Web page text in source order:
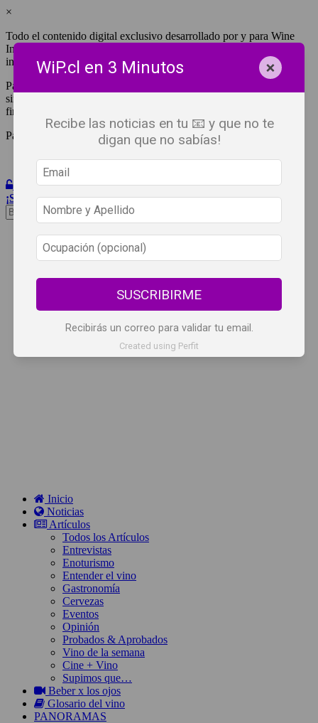
×
Todo el contenido digital exclusivo desarrollado por y para Wine
Independent Press Chile, cuenta con derechos de propiedad
intelectual.
Para tener acceso a una copia y/o impresión de cualquiera de ellos
sin fines de lucro, debes ser #SuscriptorWiP.^Para su réplica con
fines comerciales debes contactar al e-mail
Pagas una sola vez al año y disfrutas por 12 meses.
Iniciar Sesión
¡Suscribete! BeneficiosWiP
Buscar:
Síguenos
Inicio
Noticias
Artículos
Todos los Artículos
Entrevistas
Enoturismo
Entender el vino
Gastronomía
Cervezas
Eventos
Opinión
Probados & Aprobados
Vino de la semana
Cine + Vino
Supimos que…
Beber x los ojos
Glosario del vino
PANORAMAS
WiP.cl en 3 Minutos ×
Recibe las noticias en tu 📧 y que no te
digan que no sabías!
SUSCRIBIRME
Recibirás un correo para validar tu email.
Created using Perfit